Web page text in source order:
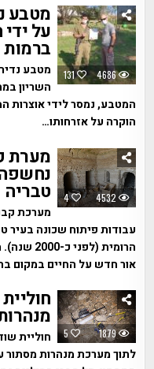
131 4686
על
השריון
המטבע, נמסר לידי אוצרות
הוקרה על אזרחותו…
4 4532 טבריה
מערכת
עבודות פיתוח שכונה
הרומית
אור חדש על החיים במקום
5 1879
חוליית
לתוך מערכת מנהרות